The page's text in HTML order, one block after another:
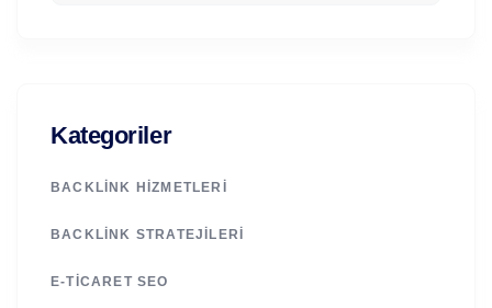
Kategoriler
BACKLINK HIZMETLERI
BACKLINK STRATEJILERI
E-TICARET SEO